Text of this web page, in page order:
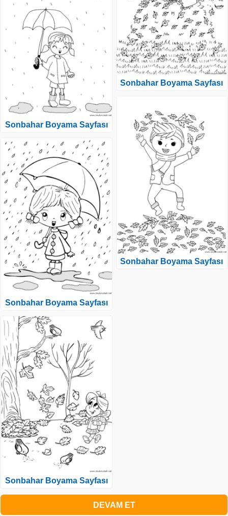
Sonbahar Boyama Sayfası
Sonbahar Boyama Sayfası
Sonbahar Boyama Sayfası
Sonbahar Boyama Sayfası
Sonbahar Boyama Sayfası
DEVAM ET